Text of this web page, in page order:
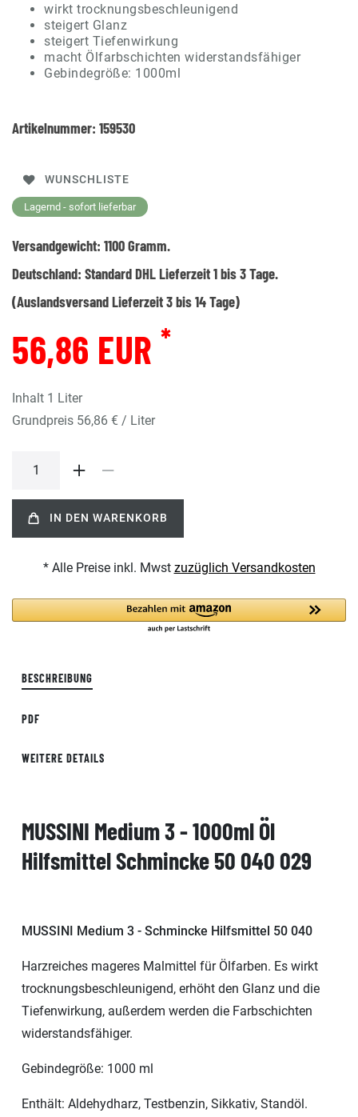
wirkt trocknungsbeschleunigend
steigert Glanz
steigert Tiefenwirkung
macht Ölfarbschichten widerstandsfähiger
Gebindegröße: 1000ml
Artikelnummer: 159530
WUNSCHLISTE
Lagernd - sofort lieferbar
Versandgewicht: 1100Gramm.
Deutschland: Standard DHL Lieferzeit 1 bis 3 Tage.
(Auslandsversand Lieferzeit 3 bis 14 Tage)
56,86 EUR *
Inhalt 1 Liter
Grundpreis 56,86 € / Liter
IN DEN WARENKORB
* Alle Preise inkl. Mwst zuzüglich Versandkosten
BESCHREIBUNG
PDF
WEITERE DETAILS
MUSSINI Medium 3 - 1000ml Öl
Hilfsmittel Schmincke 50 040 029
MUSSINI Medium 3 - Schmincke Hilfsmittel 50 040
Harzreiches mageres Malmittel für Ölfarben. Es wirkt
trocknungsbeschleunigend, erhöht den Glanz und die
Tiefenwirkung, außerdem werden die Farbschichten
widerstandsfähiger.
Gebindegröße: 1000 ml
Enthält: Aldehydharz, Testbenzin, Sikkativ, Standöl.